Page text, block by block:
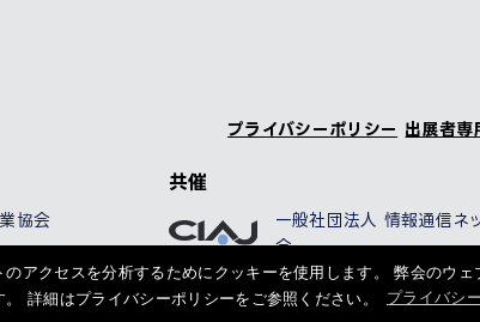
アクセスを分析するためにクッキーを使用します。 弊会のウ
詳細はプライバシーポリシーをご参照ください。
プライバシ
プライバシーポリシー 出展者専
協会
共催
一般社団法人 情報通信ネ
会
Copyright 2026 CEATEC Organizing